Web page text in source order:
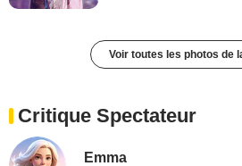
Voir toutes les photos de
Critique Spectateur
Emma